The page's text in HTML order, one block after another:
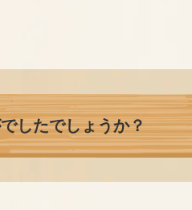
したでしょうか？